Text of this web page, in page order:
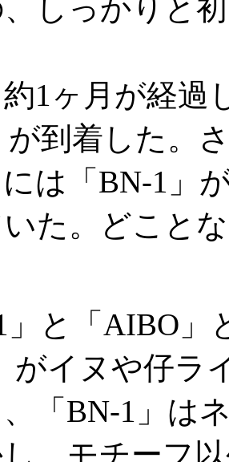
しっかりと
1ヶ月が経過
が到着した。
は「BN-1」
た。どこと
と「AIBO」
がイヌや仔
「BN-1」は
、モチーフ